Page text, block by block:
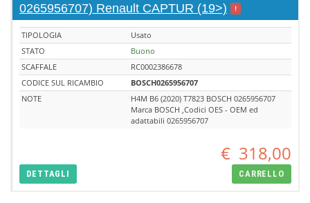
0265956707) Renault CAPTUR (19>)
!
TIPOLOGIA
Usato
STATO
Buono
SCAFFALE
RC0002386678
CODICE SUL RICAMBIO
BOSCH0265956707
NOTE
H4M B6 (2020) T7823 BOSCH 0265956707
Marca BOSCH ,Codici OES - OEM ed
adattabili 0265956707
€ 318,00
DETTAGLI CARRELLO